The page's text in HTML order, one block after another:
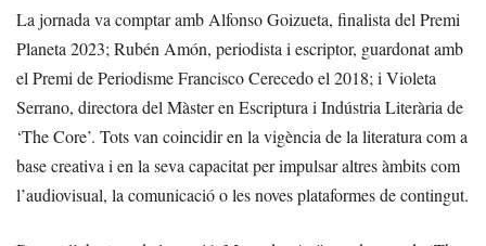
La jornada va comptar amb Alfonso Goizueta, finalista del Premi
Planeta 2023; Rubén Amón, periodista i escriptor, guardonat amb
el Premi de Periodisme Francisco Cerecedo el 2018; i Violeta
Serrano, directora del Màster en Escriptura i Indústria Literària de
‘The Core’. Tots van coincidir en la vigència de la literatura com a
base creativa i en la seva capacitat per impulsar altres àmbits com
l’audiovisual, la comunicació o les noves plataformes de contingut.